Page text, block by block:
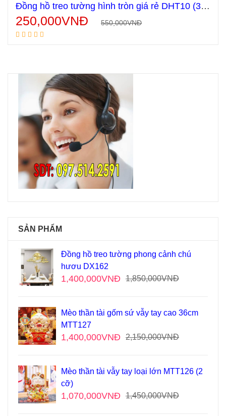
Đồng hồ treo tường hình tròn giá rẻ DHT10 (3 màu)
550,000VNĐ
250,000VNĐ
SẢN PHẨM
Đồng hồ treo tường phong cảnh chú
hươu DX162
1,850,000VNĐ
1,400,000VNĐ
Mèo thần tài gốm sứ vẫy tay cao 36cm
MTT127
2,150,000VNĐ
1,400,000VNĐ
Mèo thần tài vẫy tay loại lớn MTT126 (2
cỡ)
1,450,000VNĐ
1,070,000VNĐ